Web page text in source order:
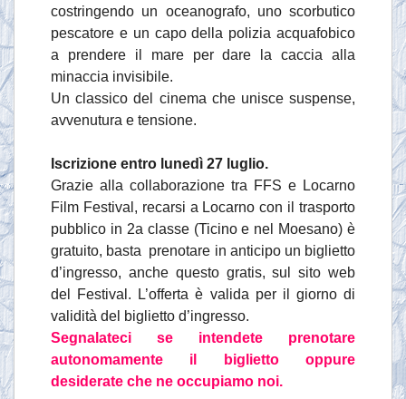
costringendo un oceanografo, uno scorbutico
pescatore e un capo della polizia acquafobico
a prendere il mare per dare la caccia alla
minaccia invisibile.
Un classico del cinema che unisce suspense,
avvenutura e tensione.
Iscrizione entro lunedì 27 luglio.
Grazie alla collaborazione tra FFS e Locarno
Film Festival, recarsi a Locarno con il trasporto
pubblico in 2a classe (Ticino e nel Moesano) è
gratuito, basta prenotare in anticipo un biglietto
d’ingresso, anche questo gratis, sul sito web
del Festival. L’offerta è valida per il giorno di
validità del biglietto d’ingresso.
Segnalateci se intendete prenotare
autonomamente il biglietto oppure
desiderate che ne occupiamo noi.